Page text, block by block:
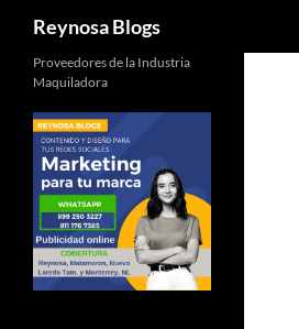
Reynosa Blogs
Proveedores de la Industria
Maquiladora